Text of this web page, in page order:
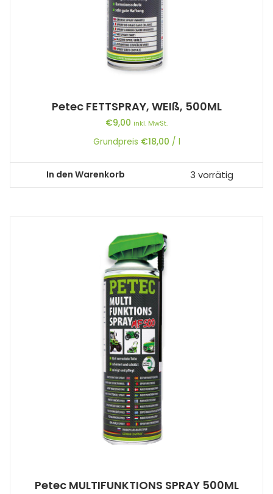
Petec FETTSPRAY, WEIß, 500ML
€9,00 inkl. MwSt.
Grundpreis €18,00 / l
In den Warenkorb 3 vorrätig
Petec MULTIFUNKTIONS SPRAY 500ML